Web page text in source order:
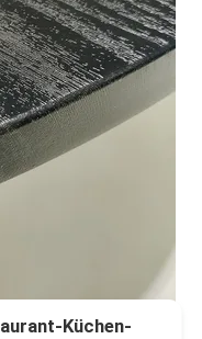
Küchen-